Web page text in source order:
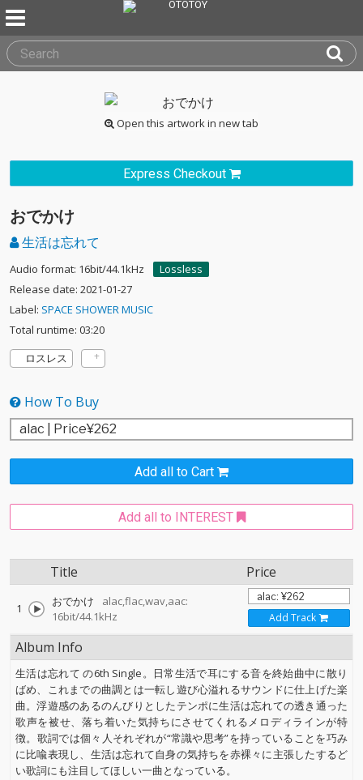
Open this artwork in new tab
Express Checkout
おでかけ
生活は忘れて
Audio format: 16bit/44.1kHz
Lossless
Release date: 2021-01-27
Label: SPACE SHOWER MUSIC
Total runtime: 03:20
ロスレス
How To Buy
Add all to Cart
Add all to INTEREST
Title Price
1 おでかけ
alac,flac,wav,aac:
16bit/44.1kHz
Add Track
Album Info
生活は忘れて の6th Single。日常生活で耳にする音を終始曲中に散り
ばめ、これまでの曲調とは一転し遊び心溢れるサウンドに仕上げた楽
曲。浮遊感のあるのんびりとしたテンポに生活は忘れての透き通った
歌声を被せ、落ち着いた気持ちにさせてくれるメロディラインが特
徴。歌詞では個々人それぞれが“常識や思考”を持っていることを巧み
に比喩表現し、生活は忘れて自身の気持ちを赤裸々に主張したするど
い歌詞にも注目してほしい一曲となっている。